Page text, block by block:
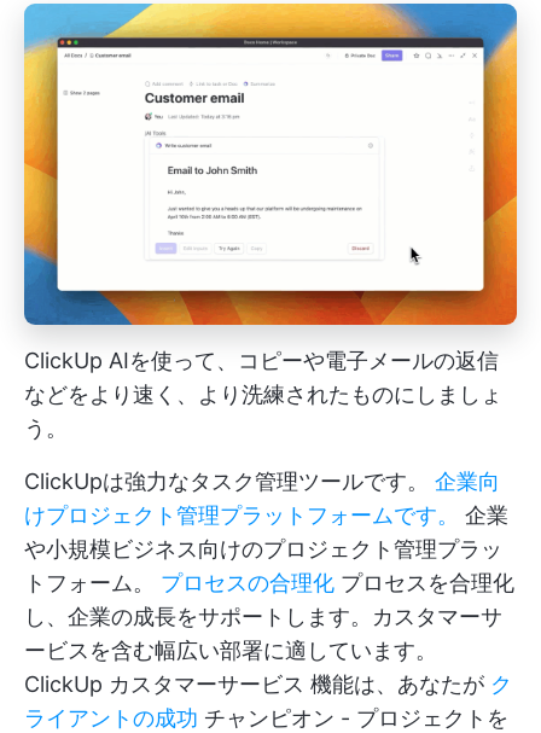
ClickUp AIを使って、コピーや電子メールの返信
などをより速く、より洗練されたものにしましょ
う。
ClickUpは強力なタスク管理ツールです。 企業向
けプロジェクト管理プラットフォームです。
企業
や小規模ビジネス向けのプロジェクト管理プラッ
トフォーム。 プロセスの合理化 プロセスを合理化
し、企業の成長をサポートします。カスタマーサ
ービスを含む幅広い部署に適しています。
ClickUp カスタマーサービス 機能は、あなたが ク
ライアントの成功 チャンピオン - プロジェクトを